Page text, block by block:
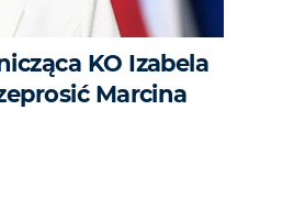
KO Izabela
Marcina